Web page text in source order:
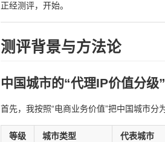
正经测评，开始。
测评背景与方法论
中国城市的“代理IP价值分级”
首先，我按照“电商业务价值”把中国城市分
等级 城市类型 代表城市